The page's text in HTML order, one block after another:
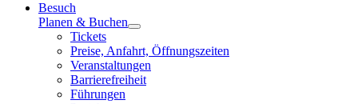
Besuch
Planen & Buchen
Tickets
Preise, Anfahrt, Öffnungszeiten
Veranstaltungen
Barrierefreiheit
Führungen